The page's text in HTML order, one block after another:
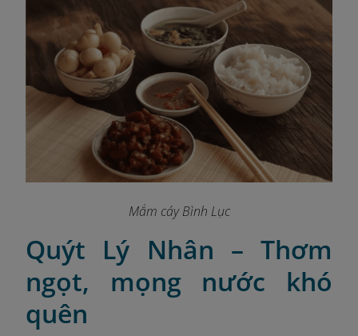
Mắm cáy Bình Lục
Quýt Lý Nhân – Thơm
ngọt, mọng nước khó
quên